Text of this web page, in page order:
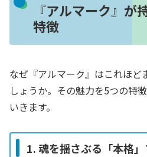
『アルマーク』が
特徴
なぜ『アルマーク』はこれほど
しょうか。その魅力を5つの特
いきます。
1. 魂を揺さぶる「本格